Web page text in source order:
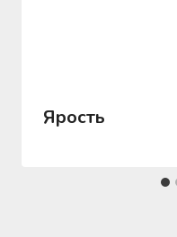
Ярость